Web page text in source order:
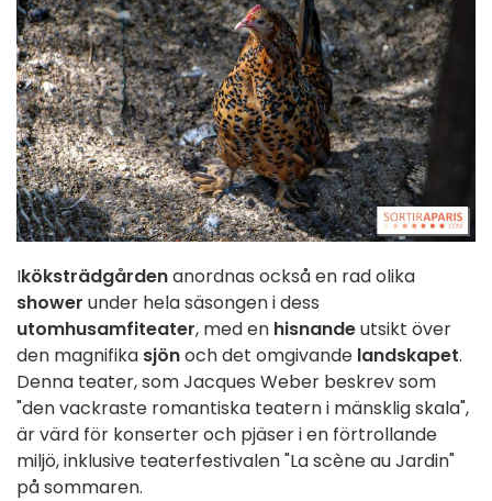
Iköksträdgårdenanordnas också en rad olika
shower under hela säsongeni dess
utomhusamfiteater, med en hisnandeutsikt över
den magnifika sjönoch det omgivande landskapet.
Denna teater, som Jacques Weber beskrev som
"den vackraste romantiska teatern i mänsklig skala",
är värd för konserter och pjäser i en förtrollande
miljö, inklusive teaterfestivalen "La scène au Jardin"
på sommaren.